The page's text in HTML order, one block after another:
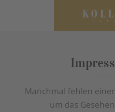
Manchmal fehlen
um das